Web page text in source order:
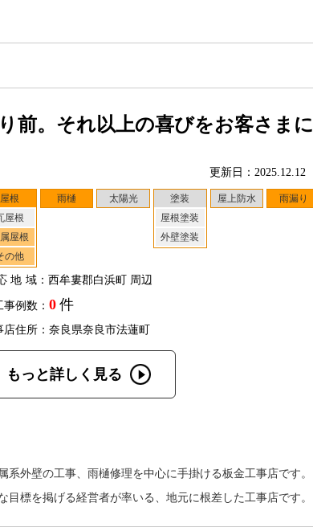
前。それ以上の喜びをお客さまに
更新日：2025.12.12
屋根
屋根
屋根
の他
雨樋 太陽光
塗装
屋根塗装
外壁塗装
屋上防水 雨漏り
地域：西牟婁郡白浜町 周辺
事例数： 0 件
店住所：奈良県奈良市法蓮町
もっと詳しく見る
外壁の工事、雨樋修理を中心に手掛ける板金工事店です。
標を掲げる経営者が率いる、地元に根差した工事店です。